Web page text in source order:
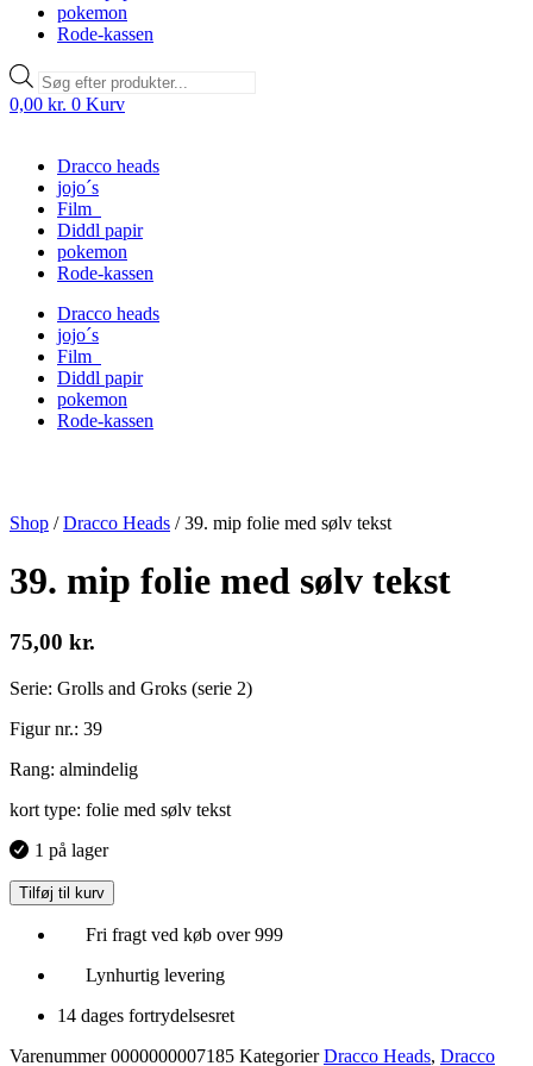
pokemon
Rode-kassen
Products
search
0,00 kr. 0 Kurv
Dracco heads
jojo´s
Film
Diddl papir
pokemon
Rode-kassen
Dracco heads
jojo´s
Film
Diddl papir
pokemon
Rode-kassen
Shop /Dracco Heads /39. mip folie med sølv tekst
39. mip folie med sølv tekst
75,00 kr.
Serie: Grolls and Groks (serie 2)
Figur nr.: 39
Rang: almindelig
kort type: folie med sølv tekst
1 på lager
Tilføj til kurv
Fri fragt ved køb over 999
Lynhurtig levering
14 dages fortrydelsesret
Varenummer0000000007185 Kategorier Dracco Heads, Dracco